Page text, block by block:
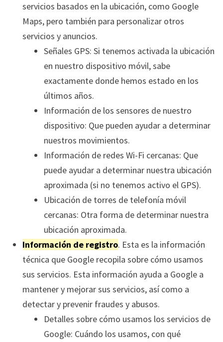
servicios basados en la ubicación, como Google
Maps, pero también para personalizar otros
servicios y anuncios.
Señales GPS: Si tenemos activada la ubicación
en nuestro dispositivo móvil, sabe
exactamente donde hemos estado en los
últimos años.
Información de los sensores de nuestro
dispositivo: Que pueden ayudar a determinar
nuestros movimientos.
Información de redes Wi-Fi cercanas: Que
puede ayudar a determinar nuestra ubicación
aproximada (si no tenemos activo el GPS).
Ubicación de torres de telefonía móvil
cercanas: Otra forma de determinar nuestra
ubicación aproximada.
Información de registro. Esta es la información
técnica que Google recopila sobre cómo usamos
sus servicios. Esta información ayuda a Google a
mantener y mejorar sus servicios, así como a
detectar y prevenir fraudes y abusos.
Detalles sobre cómo usamos los servicios de
Google: Cuándo los usamos, con qué